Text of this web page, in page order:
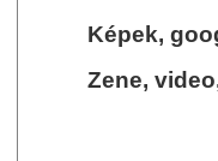
Képek,
Zene,